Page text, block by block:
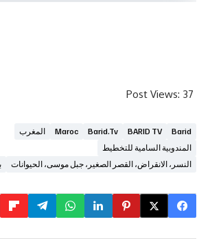
Post
BARID
Barid.tv
Maroc
المغرب
للتخطيط
القصر الصغير، جبل موسى، الحيوانات
بريد بريد تيفي